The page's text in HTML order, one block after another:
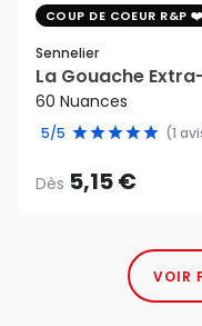
COUP DE COEUR R&P
Sennelier
La Gouache
60 Nuances
5/5 (1
Dès 5,15 €
VOIR